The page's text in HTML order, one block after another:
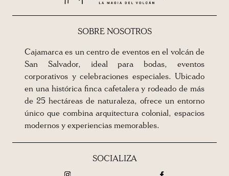
SOBRE NOSOTROS
Cajamarca es un centro de eventos en el volcán de
San Salvador, ideal para bodas, eventos
corporativos y celebraciones especiales. Ubicado
en una histórica finca cafetalera y rodeado de más
de 25 hectáreas de naturaleza, ofrece un entorno
único que combina arquitectura colonial, espacios
modernos y experiencias memorables.
SOCIALIZA